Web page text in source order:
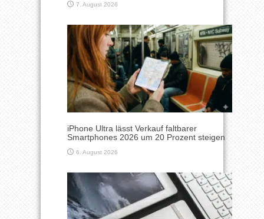
7. August 2026
iPhone Ultra lässt Verkauf faltbarer
Smartphones 2026 um 20 Prozent steigen
6. August 2026